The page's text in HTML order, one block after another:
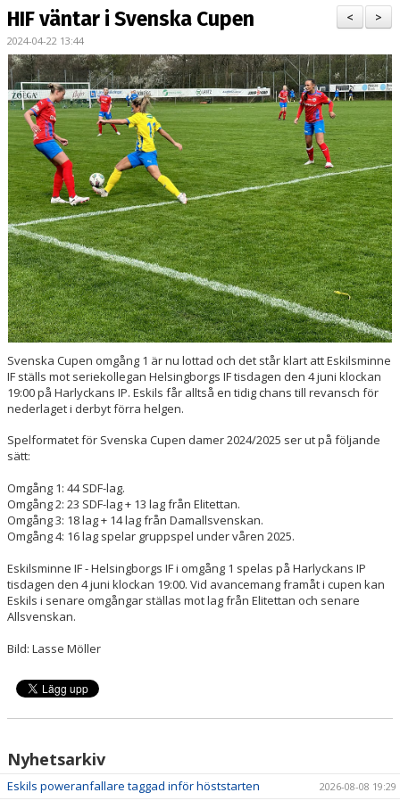
BILDGALLERI
DOKUMENT
KONTAKT
MATCHER
DIV. 1 SÖDRA
DAM AKADEMI - DIVISION 2
>
<
HIF väntar i Svenska Cupen
2024-04-22 13:44
Svenska Cupen omgång 1 är nu lottad och det står klart att Eskilsminne
IF ställs mot seriekollegan Helsingborgs IF tisdagen den 4 juni klockan
19:00 på Harlyckans IP. Eskils får alltså en tidig chans till revansch för
nederlaget i derbyt förra helgen.
Spelformatet för Svenska Cupen damer 2024/2025 ser ut på följande
sätt:
Omgång 1: 44 SDF-lag.
Omgång 2: 23 SDF-lag + 13 lag från Elitettan.
Omgång 3: 18 lag + 14 lag från Damallsvenskan.
Omgång 4: 16 lag spelar gruppspel under våren 2025.
Eskilsminne IF - Helsingborgs IF i omgång 1 spelas på Harlyckans IP
tisdagen den 4 juni klockan 19:00. Vid avancemang framåt i cupen kan
Eskils i senare omgångar ställas mot lag från Elitettan och senare
Allsvenskan.
Bild: Lasse Möller
Nyhetsarkiv
Eskils poweranfallare taggad inför höststarten 2026-08-08 19:29